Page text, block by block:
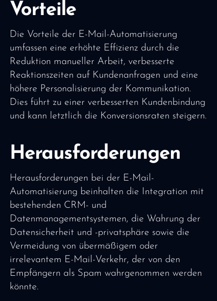
Vorteile
Die Vorteile der E-Mail-Automatisierung
umfassen eine erhöhte Effizienz durch die
Reduktion manueller Arbeit, verbesserte
Reaktionszeiten auf Kundenanfragen und eine
höhere Personalisierung der Kommunikation.
Dies führt zu einer verbesserten Kundenbindung
und kann letztlich die Konversionsraten steigern.
Herausforderungen
Herausforderungen bei der E-Mail-
Automatisierung beinhalten die Integration mit
bestehenden CRM- und
Datenmanagementsystemen, die Wahrung der
Datensicherheit und -privatsphäre sowie die
Vermeidung von übermäßigem oder
irrelevantem E-Mail-Verkehr, der von den
Empfängern als Spam wahrgenommen werden
könnte.